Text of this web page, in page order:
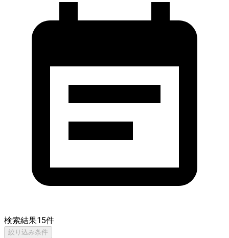
検索結果15件
絞り込み条件